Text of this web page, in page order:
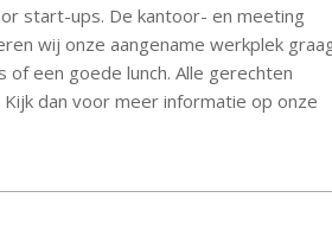
start-ups. De kantoor- en meeting
wij onze aangename werkplek
een goede lunch. Alle gerechten
dan voor meer informatie op onze